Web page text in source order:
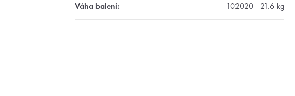
Váha balení: 102020 - 21.6 kg